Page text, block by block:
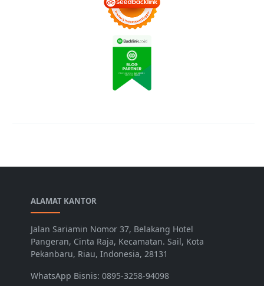
ALAMAT KANTOR
Jalan Sariamin Nomor 37, Belakang Hotel
Pangeran, Cinta Raja, Kecamatan. Sail, Kota
Pekanbaru, Riau, Indonesia, 28131
WhatsApp Bisnis: 0895-3258-94098